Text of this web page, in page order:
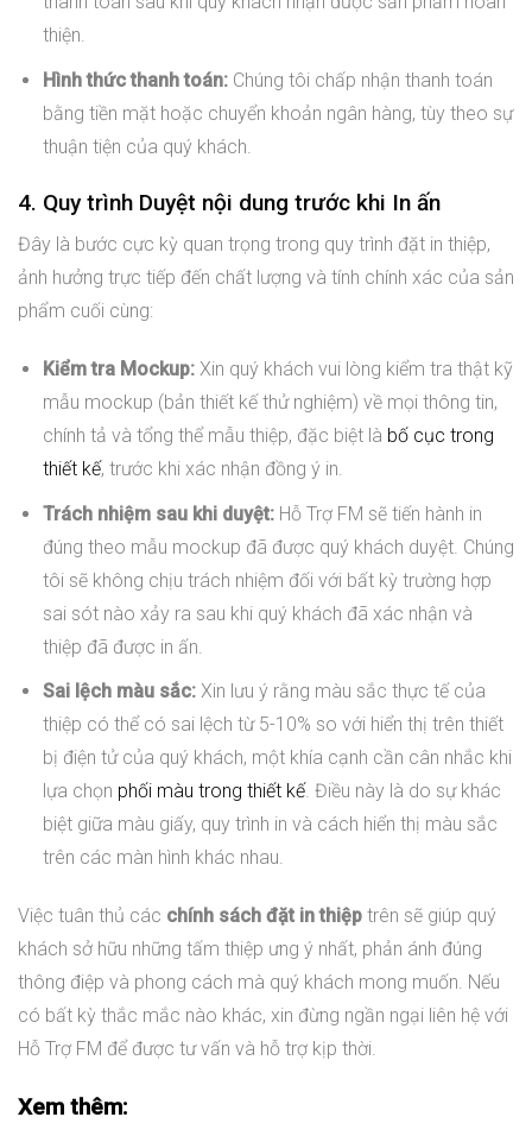
thiện.
Hình thức thanh toán:Chúng tôi chấp nhận thanh toán
bằng tiền mặt hoặc chuyển khoản ngân hàng, tùy theo sự
thuận tiện của quý khách.
4. Quy trình Duyệt nội dung trước khi In ấn
Đây là bước cực kỳ quan trọng trong quy trình đặt in thiệp,
ảnh hưởng trực tiếp đến chất lượng và tính chính xác của sản
phẩm cuối cùng:
Kiểm tra Mockup:Xin quý khách vui lòng kiểm tra thật kỹ
mẫu mockup (bản thiết kế thử nghiệm) về mọi thông tin,
chính tả và tổng thể mẫu thiệp, đặc biệt là bố cục trong
thiết kế, trước khi xác nhận đồng ý in.
Trách nhiệm sau khi duyệt:Hỗ Trợ FM sẽ tiến hành in
đúng theo mẫu mockup đã được quý khách duyệt. Chúng
tôi sẽ không chịu trách nhiệm đối với bất kỳ trường hợp
sai sót nào xảy ra sau khi quý khách đã xác nhận và
thiệp đã được in ấn.
Sai lệch màu sắc:Xin lưu ý rằng màu sắc thực tế của
thiệp có thể có sai lệch từ 5-10% so với hiển thị trên thiết
bị điện tử của quý khách, một khía cạnh cần cân nhắc khi
lựa chọn phối màu trong thiết kế. Điều này là do sự khác
biệt giữa màu giấy, quy trình in và cách hiển thị màu sắc
trên các màn hình khác nhau.
Việc tuân thủ các chính sách đặt in thiệp trên sẽ giúp quý
khách sở hữu những tấm thiệp ưng ý nhất, phản ánh đúng
thông điệp và phong cách mà quý khách mong muốn. Nếu
có bất kỳ thắc mắc nào khác, xin đừng ngần ngại liên hệ với
Hỗ Trợ FM để được tư vấn và hỗ trợ kịp thời.
Xem thêm: